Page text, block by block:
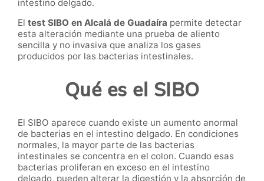
intestino delgado.
El test SIBO en Alcalá de Guadaíra permite detectar
esta alteración mediante una prueba de aliento
sencilla y no invasiva que analiza los gases
producidos por las bacterias intestinales.
Qué es el SIBO
El SIBO aparece cuando existe un aumento anormal
de bacterias en el intestino delgado. En condiciones
normales, la mayor parte de las bacterias
intestinales se concentra en el colon. Cuando esas
bacterias proliferan en exceso en el intestino
delgado, pueden alterar la digestión y la absorción de